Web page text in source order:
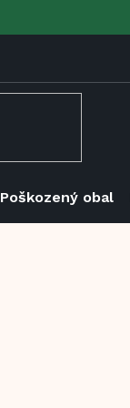
Poškozený obal